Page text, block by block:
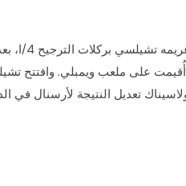
توج نادي أرسنال
أُقيمت على ملعب ويمبلي.